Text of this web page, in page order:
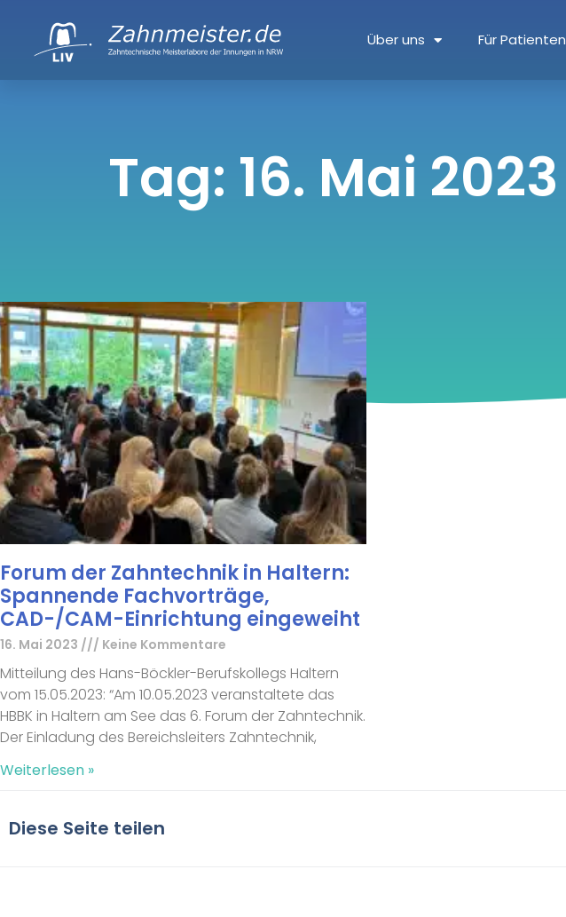
Über uns Für Patienten
Tag: 16. Mai 2023
Forum der Zahntechnik in Haltern:
Spannende Fachvorträge,
CAD-/CAM-Einrichtung eingeweiht
16. Mai 2023 Keine Kommentare
Mitteilung des Hans-Böckler-Berufskollegs Haltern
vom 15.05.2023: “Am 10.05.2023 veranstaltete das
HBBK in Haltern am See das 6. Forum der Zahntechnik.
Der Einladung des Bereichsleiters Zahntechnik,
Weiterlesen »
Diese Seite teilen